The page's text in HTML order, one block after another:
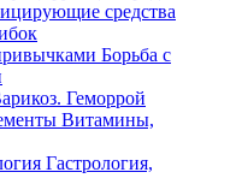
средства
Борьба с
Геморрой
Витамины,
Гастрология,